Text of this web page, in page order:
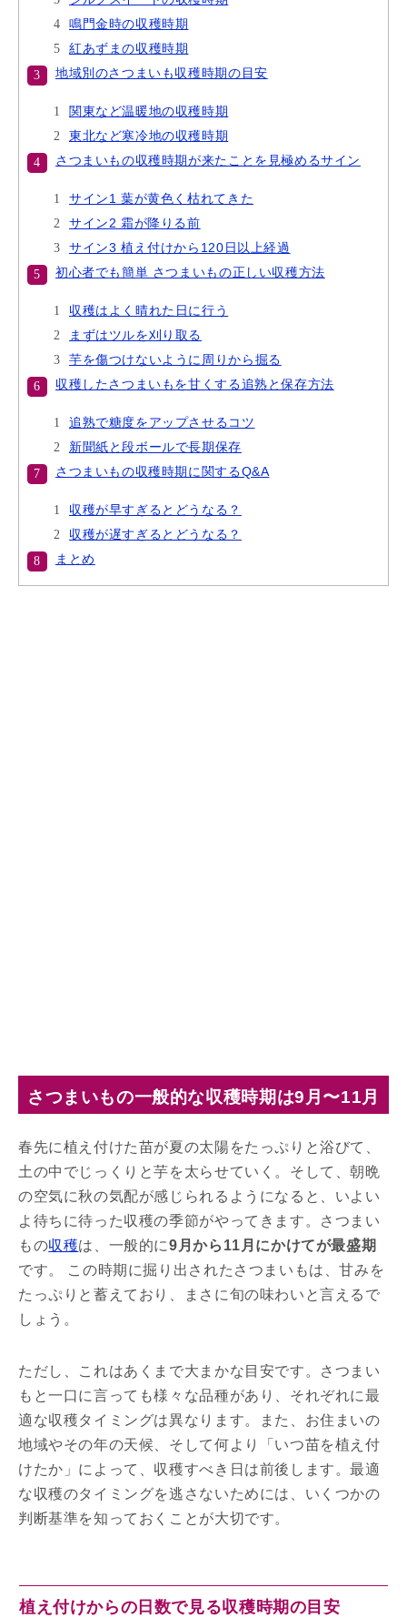
鳴門金時の収穫時期
紅あずまの収穫時期
地域別のさつまいも収穫時期の目安
関東など温暖地の収穫時期
東北など寒冷地の収穫時期
さつまいもの収穫時期が来たことを見極めるサイン
サイン1 葉が黄色く枯れてきた
サイン2 霜が降りる前
サイン3 植え付けから120日以上経過
初心者でも簡単 さつまいもの正しい収穫方法
収穫はよく晴れた日に行う
まずはツルを刈り取る
芋を傷つけないように周りから掘る
収穫したさつまいもを甘くする追熟と保存方法
追熟で糖度をアップさせるコツ
新聞紙と段ボールで長期保存
さつまいもの収穫時期に関するQ&A
収穫が早すぎるとどうなる？
収穫が遅すぎるとどうなる？
まとめ
さつまいもの一般的な収穫時期は9月〜11月
春先に植え付けた苗が夏の太陽をたっぷりと浴びて、
土の中でじっくりと芋を太らせていく。そして、朝晩
の空気に秋の気配が感じられるようになると、いよい
よ待ちに待った収穫の季節がやってきます。さつまい
もの収穫は、一般的に9月から11月にかけてが最盛期
です。 この時期に掘り出されたさつまいもは、甘みを
たっぷりと蓄えており、まさに旬の味わいと言えるで
しょう。
ただし、これはあくまで大まかな目安です。さつまい
もと一口に言っても様々な品種があり、それぞれに最
適な収穫タイミングは異なります。また、お住まいの
地域やその年の天候、そして何より「いつ苗を植え付
けたか」によって、収穫すべき日は前後します。最適
な収穫のタイミングを逃さないためには、いくつかの
判断基準を知っておくことが大切です。
植え付けからの日数で見る収穫時期の目安